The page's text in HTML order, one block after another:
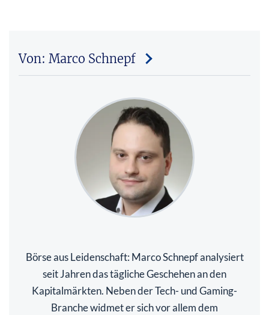
Von: Marco Schnepf
Börse aus Leidenschaft: Marco Schnepf analysiert
seit Jahren das tägliche Geschehen an den
Kapitalmärkten. Neben der Tech- und Gaming-
Branche widmet er sich vor allem dem